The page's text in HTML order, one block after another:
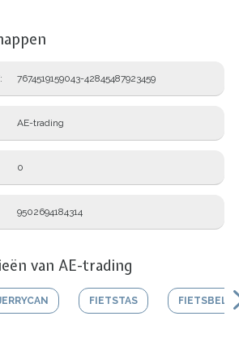
7674519159043-42845487923459
AE-trading
0
9502694184314
van AE-trading
FIETSTAS FIETSBEL